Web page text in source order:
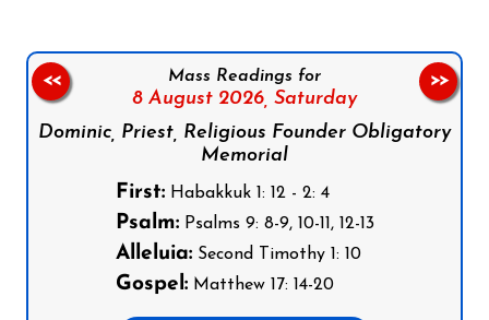
Mass Readings for
8 August 2026, Saturday
Dominic, Priest, Religious Founder Obligatory
Memorial
First:Habakkuk 1: 12 - 2: 4
Psalm:Psalms 9: 8-9, 10-11, 12-13
Alleluia:Second Timothy 1: 10
Gospel:Matthew 17: 14-20
<< >>